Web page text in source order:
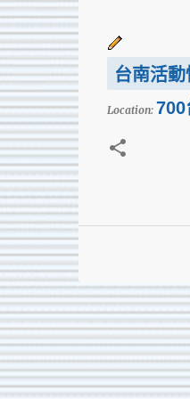
台南活動
Location: 700